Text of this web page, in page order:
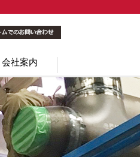
会社案内